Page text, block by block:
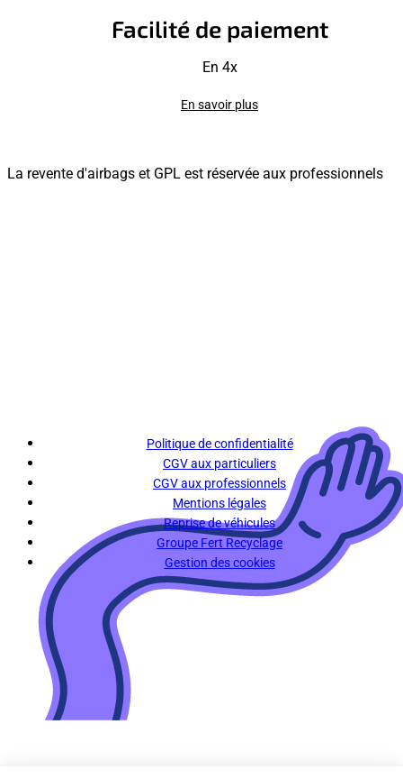
Facilité de paiement
En 4x
En savoir plus
La revente d'airbags et GPL est réservée aux professionnels
Politique de confidentialité
CGV aux particuliers
CGV aux professionnels
Mentions légales
Reprise de véhicules
Groupe Fert Recyclage
Gestion des cookies